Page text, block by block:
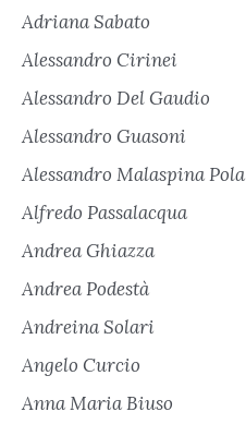
Adriana Sabato
Alessandro Cirinei
Alessandro Del Gaudio
Alessandro Guasoni
Alessandro Malaspina Pola
Alfredo Passalacqua
Andrea Ghiazza
Andrea Podestà
Andreina Solari
Angelo Curcio
Anna Maria Biuso